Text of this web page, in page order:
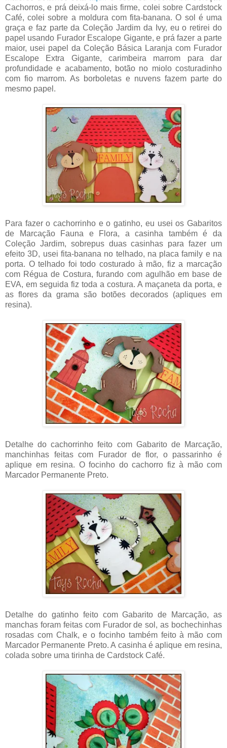
Cachorros, e prá deixá-lo mais firme, colei sobre Cardstock
Café, colei sobre a moldura com fita-banana. O sol é uma
graça e faz parte da Coleção Jardim da Ivy, eu o retirei do
papel usando Furador Escalope Gigante, e prá fazer a parte
maior, usei papel da Coleção Básica Laranja com Furador
Escalope Extra Gigante, carimbeira marrom para dar
profundidade e acabamento, botão no miolo costuradinho
com fio marrom. As borboletas e nuvens fazem parte do
mesmo papel.
Para fazer o cachorrinho e o gatinho, eu usei os Gabaritos
de Marcação Fauna e Flora, a casinha também é da
Coleção Jardim, sobrepus duas casinhas para fazer um
efeito 3D, usei fita-banana no telhado, na placa family e na
porta. O telhado foi todo costurado à mão, fiz a marcação
com Régua de Costura, furando com agulhão em base de
EVA, em seguida fiz toda a costura. A maçaneta da porta, e
as flores da grama são botões decorados (apliques em
resina).
Detalhe do cachorrinho feito com Gabarito de Marcação,
manchinhas feitas com Furador de flor, o passarinho é
aplique em resina. O focinho do cachorro fiz à mão com
Marcador Permanente Preto.
Detalhe do gatinho feito com Gabarito de Marcação, as
manchas foram feitas com Furador de sol, as bochechinhas
rosadas com Chalk, e o focinho também feito à mão com
Marcador Permanente Preto. A casinha é aplique em resina,
colada sobre uma tirinha de Cardstock Café.